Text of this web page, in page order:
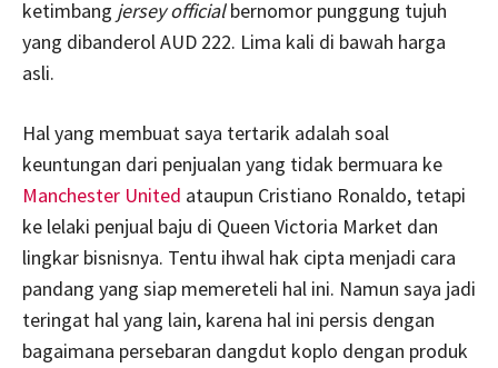
ketimbang jersey officialbernomor punggung tujuh
yang dibanderol AUD 222. Lima kali di bawah harga
asli.
Hal yang membuat saya tertarik adalah soal
keuntungan dari penjualan yang tidak bermuara ke
Manchester United ataupun Cristiano Ronaldo, tetapi
ke lelaki penjual baju di Queen Victoria Market dan
lingkar bisnisnya. Tentu ihwal hak cipta menjadi cara
pandang yang siap memereteli hal ini. Namun saya jadi
teringat hal yang lain, karena hal ini persis dengan
bagaimana persebaran dangdut koplo dengan produk